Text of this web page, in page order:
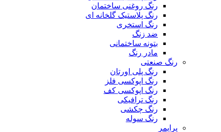
رنگ روغنی ساختمان
رنگ پلاستیک گلخانه ای
رنگ استخری
ضد زنگ
بتونه ساختمانی
مادر رنگ
رنگ صنعتی
رنگ پلی اورتان
رنگ اپوکسی فلز
رنگ اپوکسی کف
رنگ ترافیکی
رنگ چکشی
رنگ سوله
پرایمر